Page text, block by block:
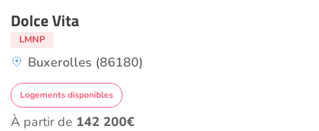
Dolce Vita
LMNP
Buxerolles (86180)
Logements disponibles
À partir de 142 200€